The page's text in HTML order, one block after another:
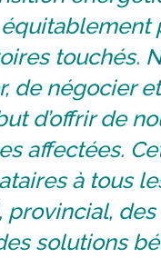
touchés.
de négocier
d’offrir de
affectées.
à tous
provincial,
solutions